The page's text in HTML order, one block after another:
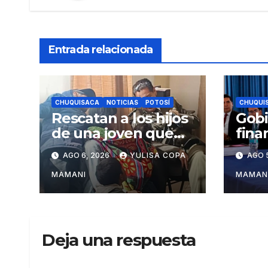
Entrada relacionada
CHUQUISACA NOTICIAS POTOSÍ
Rescatan a los hijos
de una joven que
escapó de la
violencia en el norte
de Potosí
AGO 6, 2026 YULISA COPA
MAMANI
tres
AGO
Deja una respuesta